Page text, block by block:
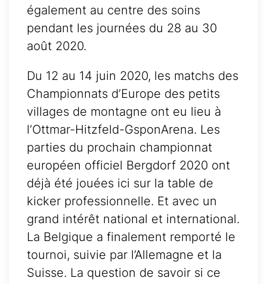
également au centre des soins
pendant les journées du 28 au 30
août 2020.
Du 12 au 14 juin 2020, les matchs des
Championnats d’Europe des petits
villages de montagne ont eu lieu à
l’Ottmar-Hitzfeld-GsponArena. Les
parties du prochain championnat
européen officiel Bergdorf 2020 ont
déjà été jouées ici sur la table de
kicker professionnelle. Et avec un
grand intérêt national et international.
La Belgique a finalement remporté le
tournoi, suivie par l’Allemagne et la
Suisse. La question de savoir si ce